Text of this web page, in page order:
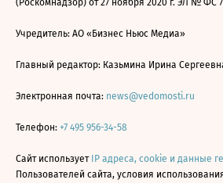
(Роскомнадзор) от 27 ноября 2020 г. ЭЛ № ФС
Учредитель: АО «Бизнес Ньюс Медиа»
Главный редактор: Казьмина Ирина
Электронная почта: news@vedomosti.ru
Телефон: +7 495 956-34-58
Сайт использует IP адреса, cookie и данные
Пользователей сайта, условия